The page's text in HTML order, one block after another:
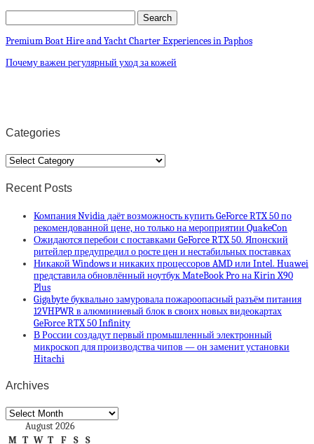
Premium Boat Hire and Yacht Charter Experiences in Paphos
Почему важен регулярный уход за кожей
Categories
Categories
Recent Posts
Компания Nvidia даёт возможность купить GeForce RTX 50 по
рекомендованной цене, но только на мероприятии QuakeCon
Ожидаются перебои с поставками GeForce RTX 50. Японский
ритейлер предупредил о росте цен и нестабильных поставках
Никакой Windows и никаких процессоров AMD или Intel. Huawei
представила обновлённый ноутбук MateBook Pro на Kirin X90
Plus
Gigabyte буквально замуровала пожароопасный разъём питания
12VHPWR в алюминиевый блок в своих новых видеокартах
GeForce RTX 50 Infinity
В России создадут первый промышленный электронный
микроскоп для производства чипов — он заменит установки
Hitachi
Archives
Archives
August 2026
M T W T F S
S